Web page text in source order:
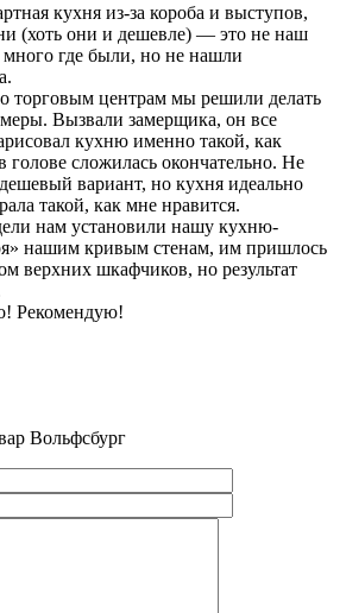
кухня из-за короба и выступов,
(хоть они и дешевле) — это не наш
где были, но не нашли
торговым центрам мы решили делать
Вызвали замерщика, он все
кухню именно такой, как
голове сложилась окончательно. Не
вариант, но кухня идеально
такой, как мне нравится.
нам установили нашу кухню-
нашим кривым стенам, им пришлось
верхних шкафчиков, но результат
Рекомендую!
Вольфсбург